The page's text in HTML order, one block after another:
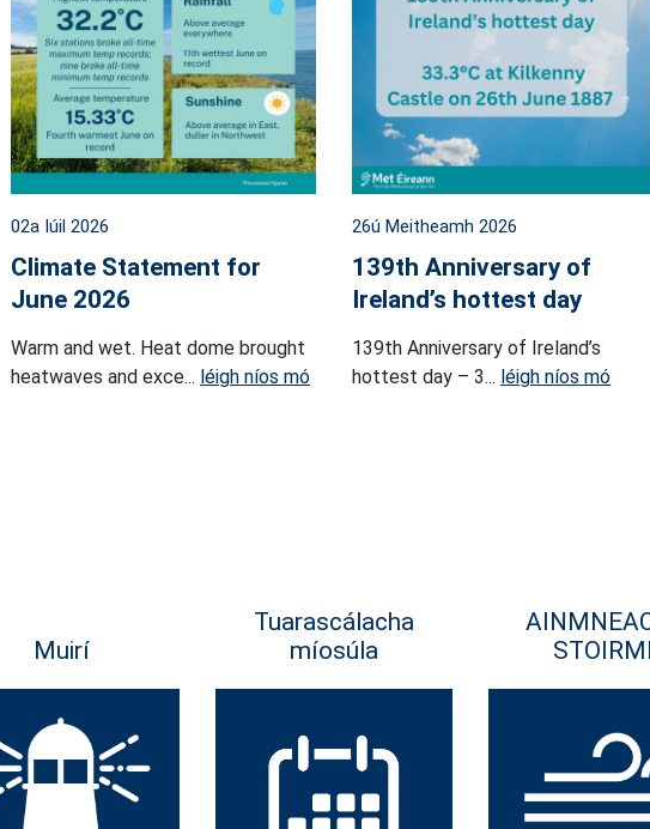
02a Iúil 2026
Climate Statement for
June 2026
Warm and wet. Heat dome brought
heatwaves and exce... léigh níos mó
26ú Meitheamh 2026
139th Anniversary of
Ireland’s hottest day
139th Anniversary of Ireland’s
hottest day – 3... léigh níos mó
Muirí
Tuarascálacha
míosúla